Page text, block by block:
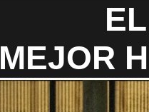
MEJOR